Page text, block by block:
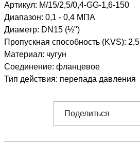
Артикул: M/15/2,5/0,4-GG-1,6-150
Диапазон: 0,1 - 0,4 МПА
Диаметр: DN15 (½")
Пропускная способность (KVS): 2,5
Материал: чугун
Соединение: фланцевое
Тип действия: перепада давления
Поделиться